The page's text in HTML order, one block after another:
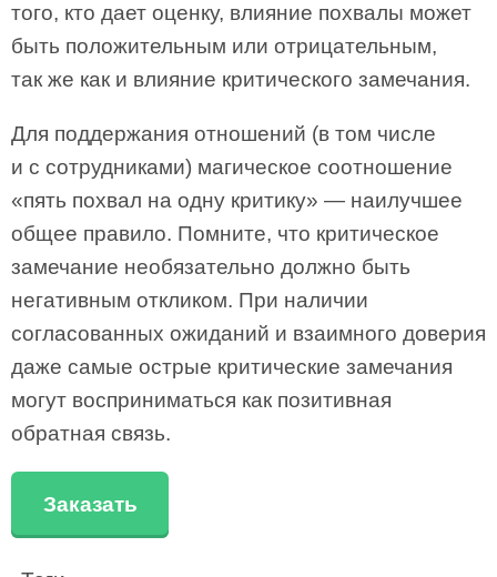
того, кто дает оценку, влияние похвалы может
быть положительным или отрицательным,
так же как и влияние критического замечания.
Для поддержания отношений (в том числе
и с сотрудниками) магическое соотношение
«пять похвал на одну критику» — наилучшее
общее правило. Помните, что критическое
замечание необязательно должно быть
негативным откликом. При наличии
согласованных ожиданий и взаимного доверия
даже самые острые критические замечания
могут восприниматься как позитивная
обратная связь.
Заказать